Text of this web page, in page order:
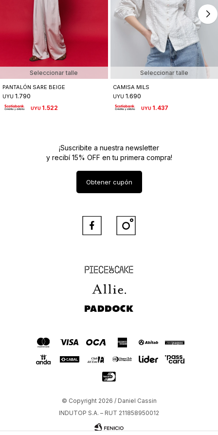
Seleccionar talle
PANTALÓN SARE BEIGE
UYU 1.790
UYU 1.522
Seleccionar talle
CAMISA MILS
UYU 1.690
UYU 1.437
Piece of Cake
Allie
Paddock
¡Suscribite a nuestra newsletter
y recibí 15% OFF en tu primera compra!
Obtener cupón
 
© Copyright 2026 / Daniel Cassin
INDUTOP S.A. – RUT 211858950012